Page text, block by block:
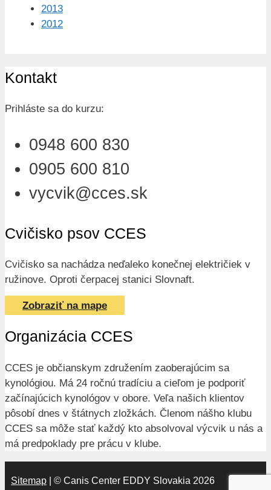
2013
2012
Kontakt
Prihláste sa do kurzu:
0948 600 830
0905 600 810
vycvik@cces.sk
Cvičisko psov CCES
Cvičisko sa nachádza neďaleko konečnej električiek v
ružinove. Oproti čerpacej stanici Slovnaft.
Zobraziť na mape
Organizácia CCES
CCES je občianskym združením zaoberajúcim sa
kynológiou. Má 24 ročnú tradíciu a cieľom je podporiť
začínajúcich kynológov v obore. Veľa našich klientov
pôsobí dnes v štátnych zložkách. Členom nášho klubu
CCES sa môže stať každý kto absolvoval výcvik u nás a
má predpoklady pre prácu v klube.
Sitemap | © Canis Center EDDY Slovakia 2026